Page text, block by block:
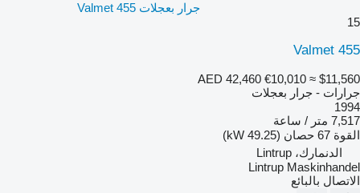
جرار بعجلات Valmet 455
15
Valmet 455
AED 42,460 €10,010 ≈ $11,560
جرارات - جرار بعجلات
1994
7,517 متر / ساعة
القوة 67 حصان (49.25 kW)
الدنمارك، Lintrup
Lintrup Maskinhandel
الاتصال بالبائع